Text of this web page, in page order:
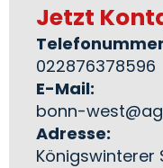
Jetzt
022876378596
E-Mail:
bonn-
Adresse:
Königswinterer